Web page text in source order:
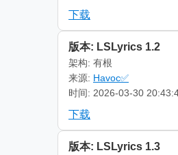
下载
版本: LSLyrics 1.2
架构: 有根
来源: Havoc✅
时间: 2026-03-30
下载
版本: LSLyrics 1.3